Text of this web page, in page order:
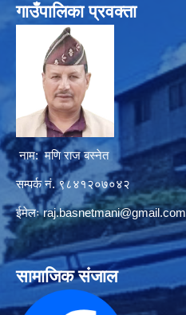
गाउँपालिका प्रवक्ता
नाम: मणि राज बस्नेत
सम्पर्क नं. ९८४१२०७०४२
ईमेलःraj.basnetmani@gmail.com
सामाजिक संजाल